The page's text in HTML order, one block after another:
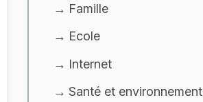
Famille
Ecole
Internet
Santé et environnement